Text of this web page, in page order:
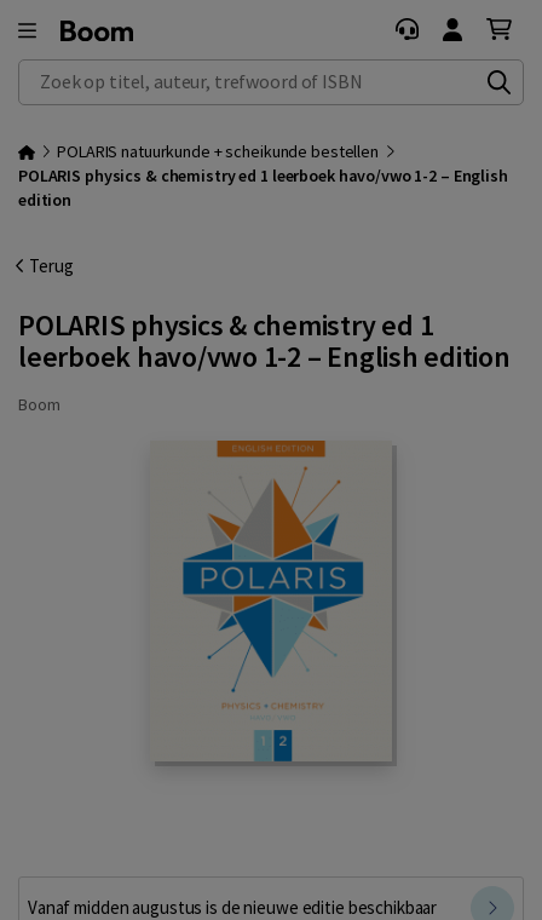
Zoek op titel, auteur, trefwoord of ISBN
POLARIS natuurkunde + scheikunde bestellen
POLARIS physics & chemistry ed 1 leerboek havo/vwo 1-2 – English
edition
Terug
POLARIS physics & chemistry ed 1
leerboek havo/vwo 1-2 – English edition
Boom
Vanaf midden augustus is de nieuwe editie beschikbaar